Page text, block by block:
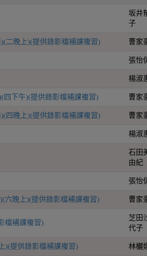
坂井
子
二晚上)(提供錄影檔補課複習) 曹家
張怡
楊淑
四下午)(提供錄影檔補課複習) 曹家
四晚上)(提供錄影檔補課複習) 曹家
楊淑
石田
由紀
張怡
六晚上)(提供錄影檔補課複習) 曹家
檔補課複習)
芝田
代子
)(提供錄影檔補課複習) 林欐